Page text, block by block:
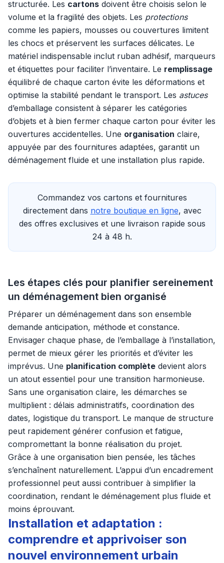
structurée. Les cartons doivent être choisis selon le
volume et la fragilité des objets. Les protections
comme les papiers, mousses ou couvertures limitent
les chocs et préservent les surfaces délicates. Le
matériel indispensable inclut ruban adhésif, marqueurs
et étiquettes pour faciliter l’inventaire. Le remplissage
équilibré de chaque carton évite les déformations et
optimise la stabilité pendant le transport. Les astuces
d’emballage consistent à séparer les catégories
d’objets et à bien fermer chaque carton pour éviter les
ouvertures accidentelles. Une organisation claire,
appuyée par des fournitures adaptées, garantit un
déménagement fluide et une installation plus rapide.
Commandez vos cartons et fournitures
directement dans notre boutique en ligne, avec
des offres exclusives et une livraison rapide sous
24 à 48 h.
Les étapes clés pour planifier sereinement
un déménagement bien organisé
Préparer un déménagement dans son ensemble
demande anticipation, méthode et constance.
Envisager chaque phase, de l’emballage à l’installation,
permet de mieux gérer les priorités et d’éviter les
imprévus. Une planification complète devient alors
un atout essentiel pour une transition harmonieuse.
Sans une organisation claire, les démarches se
multiplient : délais administratifs, coordination des
dates, logistique du transport. Le manque de structure
peut rapidement générer confusion et fatigue,
compromettant la bonne réalisation du projet.
Grâce à une organisation bien pensée, les tâches
s’enchaînent naturellement. L’appui d’un encadrement
professionnel peut aussi contribuer à simplifier la
coordination, rendant le déménagement plus fluide et
moins éprouvant.
Installation et adaptation :
comprendre et apprivoiser son
nouvel environnement urbain